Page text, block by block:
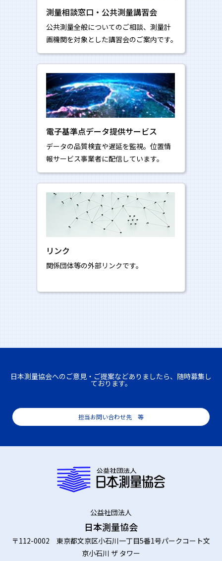
測量相談窓口・公共測量講習会
公共測量全般についてのご相談、測量計
画機関を対象とした講習会のご案内です。
電子基準点データ提供サービス
データの品質検査や遅延を監視。位置情
報サービス事業者に配信しています。
リンク
関係団体等の外部リンクです。
日本測量協会へのご意見・ご提案などありましたら、随時募集し
ております。
担当お問い合わせ先 等
公益社団法人
日本測量協会
〒112-0002 東京都文京区小石川一丁目5番1号パークコート文
京小石川 ザ タワー